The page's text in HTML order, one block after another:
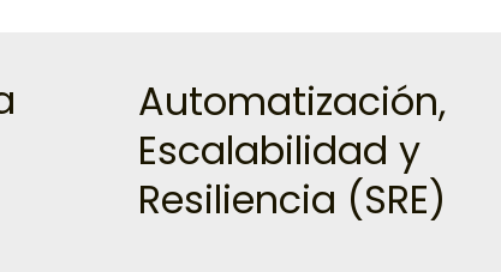
Automatización,
Escalabilidad y
Resiliencia (SRE)